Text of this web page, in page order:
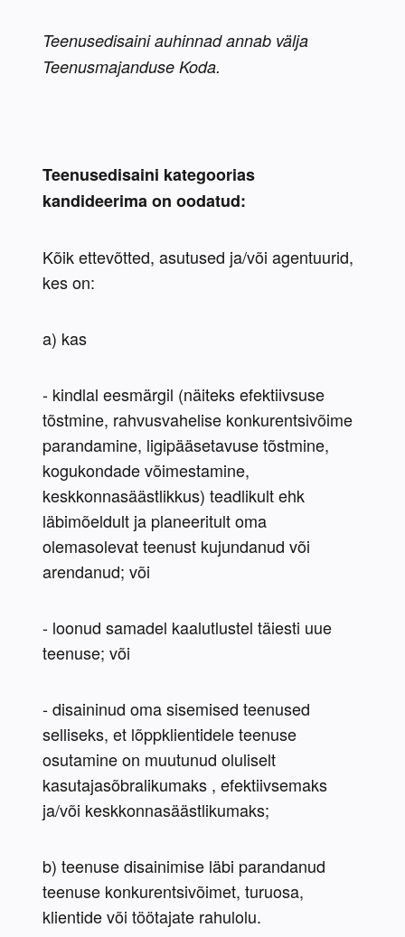
Teenusedisaini auhinnad annab välja
Teenusmajanduse Koda.
Teenusedisaini kategoorias
kandideerima on oodatud:
Kõik ettevõtted, asutused ja/või agentuurid,
kes on:
a) kas
- kindlal eesmärgil (näiteks efektiivsuse
tõstmine, rahvusvahelise konkurentsivõime
parandamine, ligipääsetavuse tõstmine,
kogukondade võimestamine,
keskkonnasäästlikkus) teadlikult ehk
läbimõeldult ja planeeritult oma
olemasolevat teenust kujundanud või
arendanud; või
- loonud samadel kaalutlustel täiesti uue
teenuse; või
- disaininud oma sisemised teenused
selliseks, et lõppklientidele teenuse
osutamine on muutunud oluliselt
kasutajasõbralikumaks , efektiivsemaks
ja/või keskkonnasäästlikumaks;
b) teenuse disainimise läbi parandanud
teenuse konkurentsivõimet, turuosa,
klientide või töötajate rahulolu.